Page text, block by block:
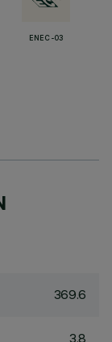
ENEC-03
369.6
3.8